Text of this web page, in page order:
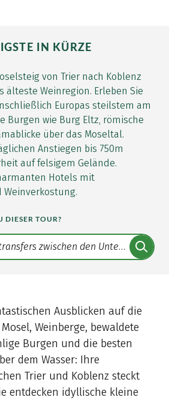
IN KÜRZE
von Trier nach Koblenz
älteste Weinregion. Erleben Sie
Europas steilstem am
Burgen wie Burg Eltz, römische
über das Moseltal.
Anstiegen bis 750m
auf felsigem Gelände.
Hotels mit
Weinverkostung.
DIESER TOUR?
Ausblicken auf die
Weinberge, bewaldete
Burgen und die besten
dem Wasser: Ihre
Trier und Koblenz steckt
entdecken idyllische kleine